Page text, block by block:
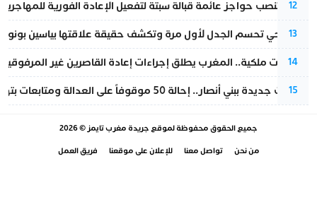
12
إسبانيا تنصب حواجز عائمة قبالة سبتة لتفعيل الإعادة الفورية للمهاجرين
13
نورا فتحي تحسم الجدل لأول مرة وتكشف حقيقة علاقتها بياسين بونو
14
بتعليمات ملكية.. المغرب يطلق إجراءات إعادة القاصرين غير
15
تطورات جديدة ببني أنصار.. إحالة 50 موقوفاً على العدالة ومتابعات بتهم ثقيلة
جميع الحقوق محفوظة لموقع جريدة مغرب تايمز © 2026
من نحن تواصل معنا للإعلان على موقعنا فريق العمل